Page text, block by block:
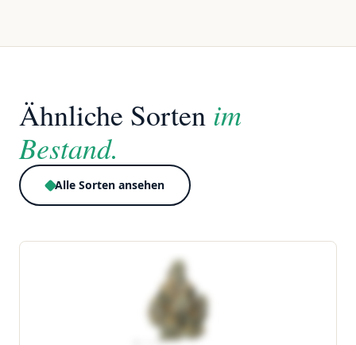
Ähnliche Sorten im
Bestand.
Alle Sorten ansehen